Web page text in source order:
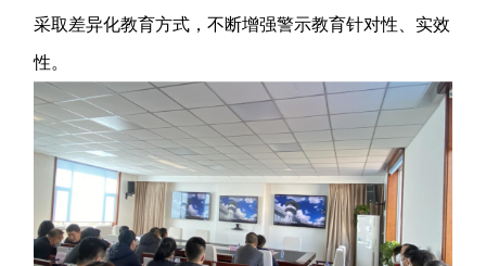
采取差异化教育方式，不断增强警示教育针对性、实效
性。